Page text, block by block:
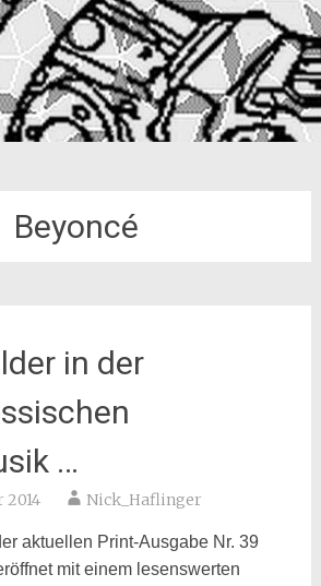
Beyoncé
in der
…
2014 Nick_Haflinger
aktuellen Print-Ausgabe Nr. 39
mit einem lesenswerten